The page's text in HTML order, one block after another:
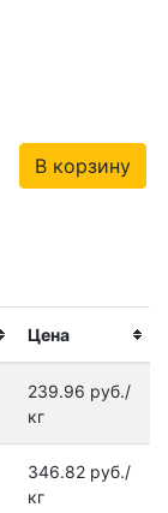
Цена
239.96 руб./
кг
346.82 руб./
кг
В корзину